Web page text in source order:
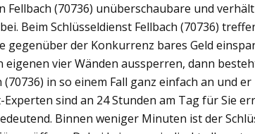
Fellbach (70736) unüberschaubare und
Beim Schlüsseldienst Fellbach (70736)
gegenüber der Konkurrenz bares Geld
vier Wänden aussperren, dann
(70736) in so einem Fall ganz einfach an und
sind an 24 Stunden am Tag für Sie
Binnen weniger Minuten ist der